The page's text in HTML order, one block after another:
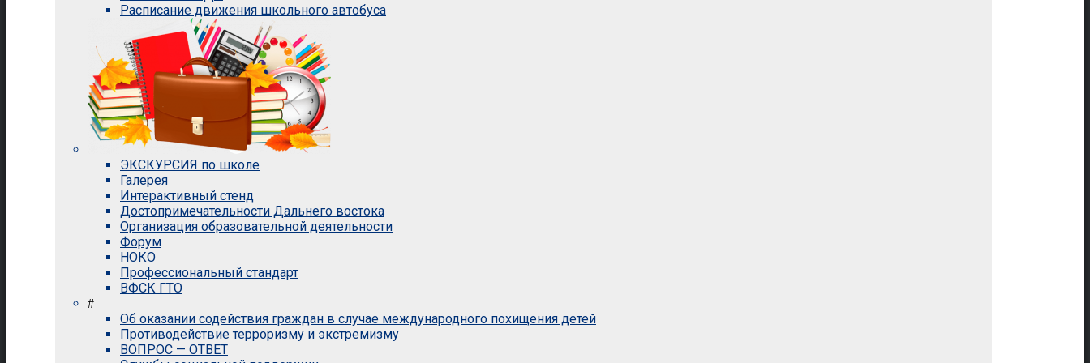
Расписание движения школьного автобуса
ЭКСКУРСИЯ по школе
Галерея
Интерактивный стенд
Достопримечательности Дальнего востока
Организация образовательной деятельности
Форум
НОКО
Профессиональный стандарт
ВФСК ГТО
#
Об оказании содействия граждан в случае международного похищения детей
Противодействие терроризму и экстремизму
ВОПРОС — ОТВЕТ